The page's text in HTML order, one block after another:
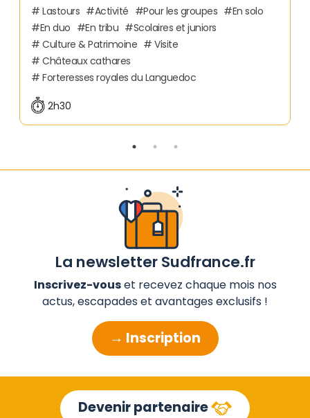
Lastours Activité Pour les groupes
En solo
En duo
En tribu
Scolaires et juniors
Culture & Patrimoine
Visite
Châteaux cathares
Forteresses royales du Languedoc
2h30
La newsletter Sudfrance.fr
Inscrivez-vouset recevez chaque mois nos
actus, escapades et avantages exclusifs !
→ Inscription
Devenir partenaire